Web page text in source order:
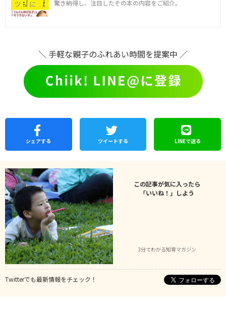
驚き納得し、注目したその本の内容をご紹介。
＼ 手軽な親子のふれあい時間を提案中 ／
シェアする ツイートする LINEで送る
この記事が気に入ったら
「いいね！」しよう
3分でわかる知育マガジン
Twitterでも最新情報をチェック！